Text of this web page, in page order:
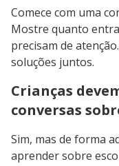
Comece com uma
Mostre quanto
precisam de
soluções juntos.
Crianças
conversas
Sim, mas de forma
aprender sobre